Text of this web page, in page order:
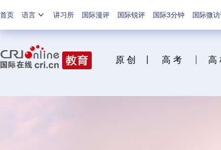
首页 语言 讲习所 国际漫评 国际锐评 国际3分钟 国际微
原 创 高 考